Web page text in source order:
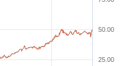
25.00
50.00